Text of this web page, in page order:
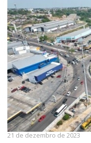
21 de dezembro de 2023